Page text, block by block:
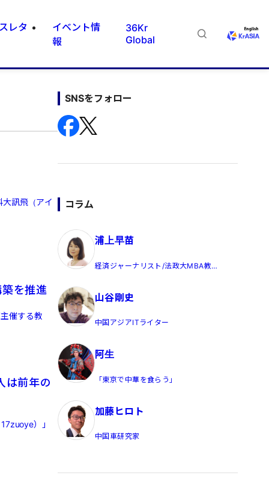
レタ
イベント情
報
36Kr
Global
訊飛（アイ
を推進
催する教
は前年の
）」
SNSをフォロー
コラム
浦上早苗
経済ジャーナリスト/法政大MBA教
山谷剛史
中国アジアITライター
阿生
「東京で中華を食らう」
加藤ヒロト
中国車研究家